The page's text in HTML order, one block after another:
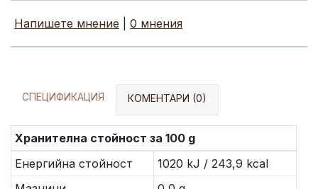
Напишете мнение 0 мнения
СПЕЦИФИКАЦИЯ КОМЕНТАРИ (0)
Хранителна стойност за 100 g
Енергийна стойност
1020 kJ / 243,9 kcal